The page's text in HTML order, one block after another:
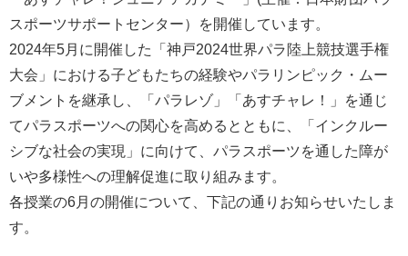
スポーツサポートセンター）を開催しています。
2024年5月に開催した「神戸2024世界パラ陸上競技選手権
大会」における子どもたちの経験やパラリンピック・ムー
ブメントを継承し、「パラレゾ」「あすチャレ！」を通じ
てパラスポーツへの関心を高めるとともに、「インクルー
シブな社会の実現」に向けて、パラスポーツを通した障が
いや多様性への理解促進に取り組みます。
各授業の6月の開催について、下記の通りお知らせいたしま
す。